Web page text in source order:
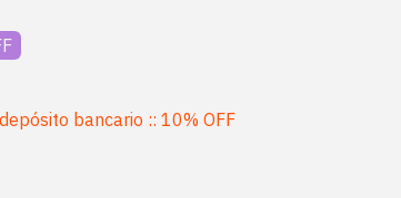
bancario :: 10% OFF